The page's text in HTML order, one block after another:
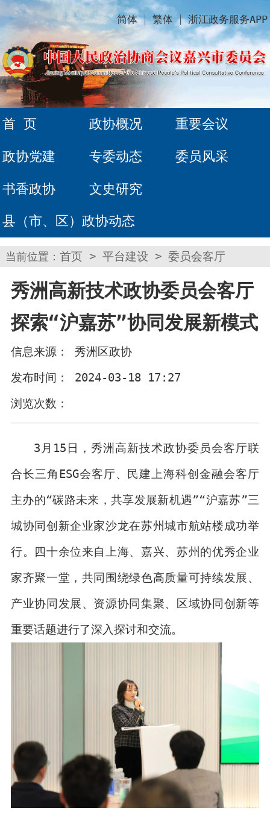
简体 繁体 浙江政务服务APP
首 页 政协概况 重要会议
政协党建 专委动态 委员风采
书香政协 文史研究
县（市、区）政协动态
当前位置： 首页 > 平台建设 > 委员会客厅
秀洲高新技术政协委员会客厅
探索“沪嘉苏”协同发展新模式
信息来源： 秀洲区政协
发布时间： 2024-03-18 17:27
浏览次数：
3月15日，秀洲高新技术政协委员会客厅联
合长三角ESG会客厅、民建上海科创金融会客厅
主办的“碳路未来，共享发展新机遇”“沪嘉苏”三
城协同创新企业家沙龙在苏州城市航站楼成功举
行。四十余位来自上海、嘉兴、苏州的优秀企业
家齐聚一堂，共同围绕绿色高质量可持续发展、
产业协同发展、资源协同集聚、区域协同创新等
重要话题进行了深入探讨和交流。